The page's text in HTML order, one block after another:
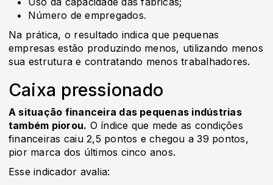
Número de empregados.
Na prática, o resultado indica que pequenas
empresas estão produzindo menos, utilizando menos
sua estrutura e contratando menos trabalhadores.
Caixa pressionado
A situação financeira das pequenas indústrias
também piorou. O índice que mede as condições
financeiras caiu 2,5 pontos e chegou a 39 pontos,
pior marca dos últimos cinco anos.
Esse indicador avalia: